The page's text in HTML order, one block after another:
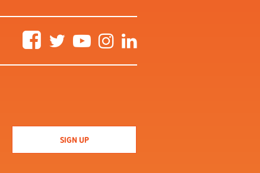
FacebookTwitter YouTubeInstagram